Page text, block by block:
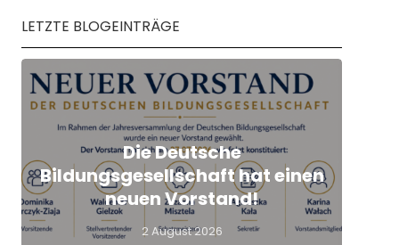
LETZTE BLOGEINTRÄGE
Die Deutsche
Bildungsgesellschaft hat einen
neuen Vorstand!
2 August 2026